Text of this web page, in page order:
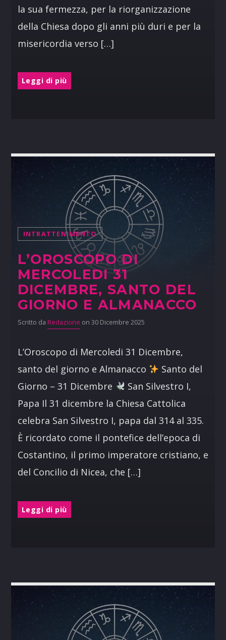
la sua fermezza, per la riorganizzazione
della Chiesa dopo gli anni più duri e per la
misericordia verso […]
Leggi di più
INTRATTENIMENTO
L’OROSCOPO DI
MERCOLEDI 31
DICEMBRE, SANTO DEL
GIORNO E ALMANACCO
Scritto da Redazione on 30 Dicembre 2025
L’Oroscopo di Mercoledi 31 Dicembre,
santo del giorno e Almanacco
Santo del
Giorno – 31 Dicembre
San Silvestro I,
Papa Il 31 dicembre la Chiesa Cattolica
celebra San Silvestro I, papa dal 314 al 335.
È ricordato come il pontefice dell’epoca di
Costantino, il primo imperatore cristiano, e
del Concilio di Nicea, che […]
Leggi di più